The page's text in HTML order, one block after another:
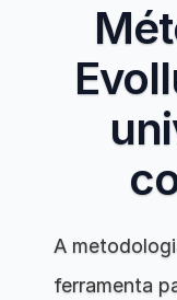
A
ferramenta